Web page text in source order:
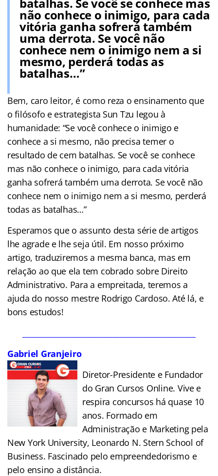
não conhece o inimigo, para cada
vitória ganha sofrerá também
uma derrota. Se você não
conhece nem o inimigo nem a si
mesmo, perderá todas as
batalhas…”
Bem, caro leitor, é como reza o ensinamento que
o filósofo e estrategista Sun Tzu legou à
humanidade: “Se você conhece o inimigo e
conhece a si mesmo, não precisa temer o
resultado de cem batalhas. Se você se conhece
mas não conhece o inimigo, para cada vitória
ganha sofrerá também uma derrota. Se você não
conhece nem o inimigo nem a si mesmo, perderá
todas as batalhas…”
Esperamos que o assunto desta série de artigos
lhe agrade e lhe seja útil. Em nosso próximo
artigo, traduziremos a mesma banca, mas em
relação ao que ela tem cobrado sobre Direito
Administrativo. Para a empreitada, teremos a
ajuda do nosso mestre Rodrigo Cardoso. Até lá, e
bons estudos!
Gabriel Granjeiro
Diretor-Presidente e Fundador
do Gran Cursos Online. Vive e
respira concursos há quase 10
anos. Formado em
Administração e Marketing pela
New York University, Leonardo N. Stern School of
Business. Fascinado pelo empreendedorismo e
pelo ensino a distância.